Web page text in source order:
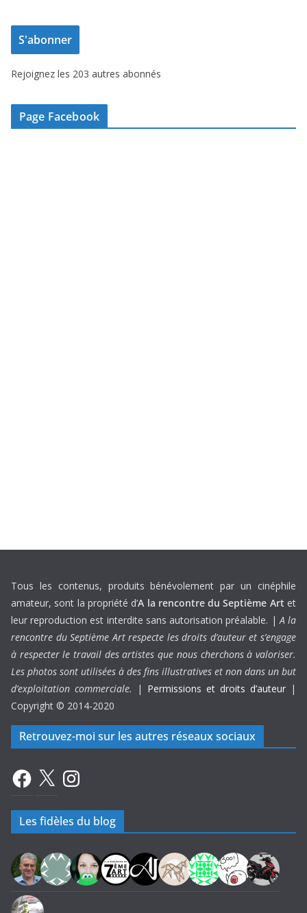
e
s
e
-
m
S'abonner
Rejoignez les 203 autres abonnés
Page Facebook
Tous les contenus, produits bénévolement par un cinéphile
amateur, sont la propriété d’A la rencontre du Septième Art et
leur reproduction est interdite sans autorisation préalable. |A la
rencontre du Septième Art respecte les droits d’auteur et s’engage
à respecter le travail des artistes que nous cherchons à valoriser.
Les photos sont utilisées à des fins illustratives et non dans un but
d’exploitation commerciale.
| Permissions et droits d’auteur |
Copyright © 2014-2020
Retrouvez-moi sur les autres réseaux sociaux
Facebook
X Instagram
Les fidèles du blog